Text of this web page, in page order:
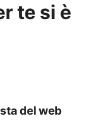
te si è
del web